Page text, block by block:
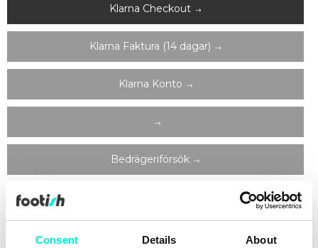
Consent Details About
Klarna Checkout
Klarna Faktura (14 dagar)
Klarna Konto
Bedrägeriförsök
Klarna Checkout
På Footish betalar du med Klarna Checkout. Med Klarna
Checkout kan du välja att betala direkt med kort (Visa,